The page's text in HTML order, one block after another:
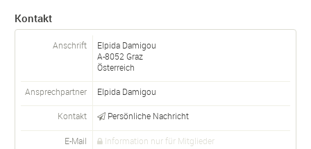
Kontakt
Anschrift
Elpida Damigou
A-8052 Graz
Österreich
Ansprechpartner Elpida Damigou
Kontakt Persönliche Nachricht
E-Mail Information nur für Mitglieder